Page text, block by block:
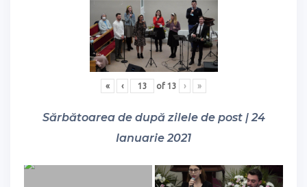
« ‹ of 13 › »
Sărbătoarea de după zilele de post | 24
Ianuarie 2021